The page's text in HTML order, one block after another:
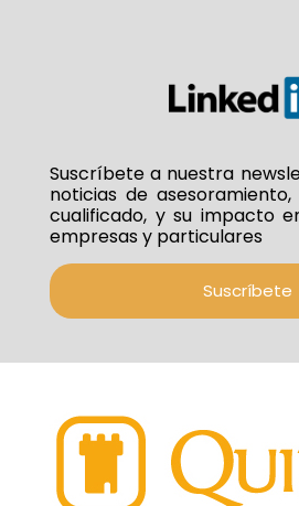
Suscríbete a nuestra
noticias de
cualificado, y su impacto
empresas y particulares
Suscríbete